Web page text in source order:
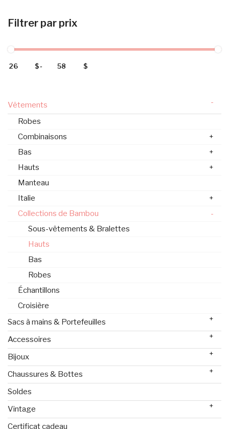
Filtrer par prix
$- $
Vêtements -
Robes
Combinaisons
+
Bas
+
Hauts
+
Manteau
Italie
+
Collections de Bambou
-
Sous-vêtements & Bralettes
Hauts
Bas
Robes
Échantillons
Croisière
Sacs à mains & Portefeuilles
+
Accessoires +
Bijoux +
Chaussures & Bottes +
Soldes
Vintage
+
Certificat cadeau